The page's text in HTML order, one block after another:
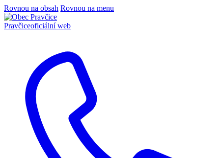
Rovnou na obsah Rovnou na menu
Pravčiceoficiální web